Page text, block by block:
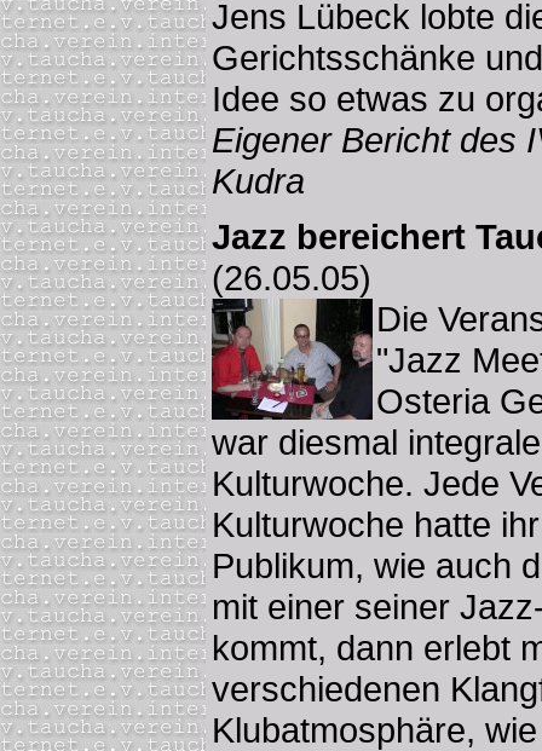
Jens Lübeck lobte
Gerichtsschänke
Idee so etwas zu
Eigener Bericht des
Kudra
Jazz bereichert
(26.05.05)
Die
"Jazz
Osteria
war diesmal
Kulturwoche. Jede
Kulturwoche hatte
Publikum, wie auch
mit einer seiner
kommt, dann erlebt
verschiedenen
Klubatmosphäre,